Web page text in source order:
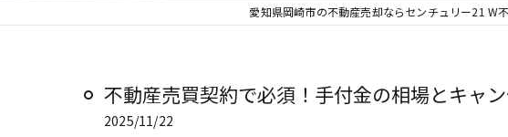
愛知県岡崎市の不動産売却ならセンチュリー21 W
不動産売買契約で必須！手付金の相場とキャ
2025/11/22